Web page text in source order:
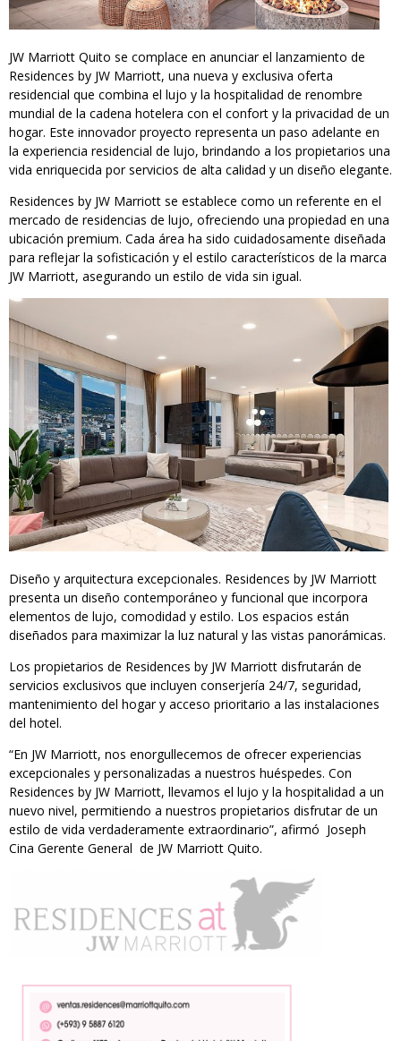
JW Marriott Quito se complace en anunciar el lanzamiento de
Residences by JW Marriott, una nueva y exclusiva oferta
residencial que combina el lujo y la hospitalidad de renombre
mundial de la cadena hotelera con el confort y la privacidad de un
hogar. Este innovador proyecto representa un paso adelante en
la experiencia residencial de lujo, brindando a los propietarios una
vida enriquecida por servicios de alta calidad y un diseño elegante.
Residences by JW Marriott se establece como un referente en el
mercado de residencias de lujo, ofreciendo una propiedad en una
ubicación premium. Cada área ha sido cuidadosamente diseñada
para reflejar la sofisticación y el estilo característicos de la marca
JW Marriott, asegurando un estilo de vida sin igual.
Diseño y arquitectura excepcionales. Residences by JW Marriott
presenta un diseño contemporáneo y funcional que incorpora
elementos de lujo, comodidad y estilo. Los espacios están
diseñados para maximizar la luz natural y las vistas panorámicas.
Los propietarios de Residences by JW Marriott disfrutarán de
servicios exclusivos que incluyen conserjería 24/7, seguridad,
mantenimiento del hogar y acceso prioritario a las instalaciones
del hotel.
“En JW Marriott, nos enorgullecemos de ofrecer experiencias
excepcionales y personalizadas a nuestros huéspedes. Con
Residences by JW Marriott, llevamos el lujo y la hospitalidad a un
nuevo nivel, permitiendo a nuestros propietarios disfrutar de un
estilo de vida verdaderamente extraordinario”, afirmó Joseph
Cina Gerente General de JW Marriott Quito.